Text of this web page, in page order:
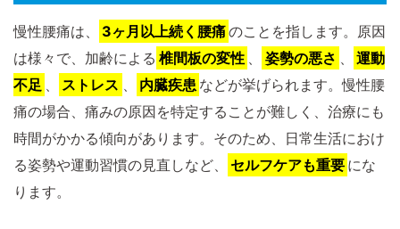
慢性腰痛は、 3ヶ月以上続く腰痛のことを指します。原因
は様々で、加齢による 椎間板の変性 、 姿勢の悪さ 、
運動
不足 、 ストレス 、 内臓疾患 などが挙げられます。慢性腰
痛の場合、痛みの原因を特定することが難しく、治療にも
時間がかかる傾向があります。そのため、日常生活におけ
る姿勢や運動習慣の見直しなど、
セルフケアも重要 にな
ります。